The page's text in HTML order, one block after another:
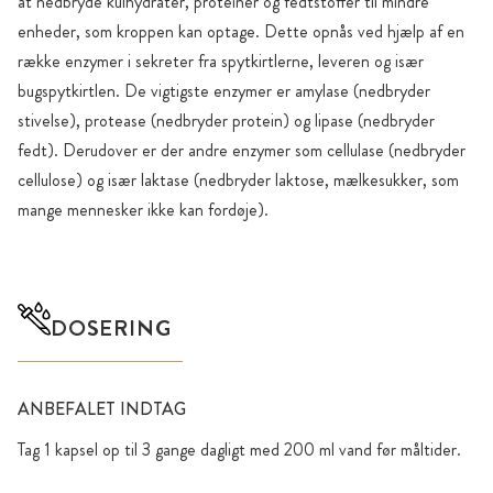
enheder, som kroppen kan optage. Dette opnås ved hjælp af en
række enzymer i sekreter fra spytkirtlerne, leveren og især
bugspytkirtlen. De vigtigste enzymer er amylase (nedbryder
stivelse), protease (nedbryder protein) og lipase (nedbryder
fedt). Derudover er der andre enzymer som cellulase (nedbryder
cellulose) og især laktase (nedbryder laktose, mælkesukker, som
mange mennesker ikke kan fordøje).
DOSERING
ANBEFALET INDTAG
Tag 1 kapsel op til 3 gange dagligt med 200 ml vand før måltider.